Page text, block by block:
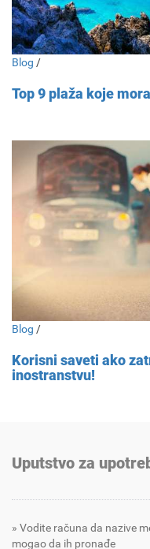
Blog /
Top 9 plaža koje
Blog /
Korisni saveti ako
inostranstvu!
Uputstvo za
Vodite računa da nazive
mogao da ih pronađe